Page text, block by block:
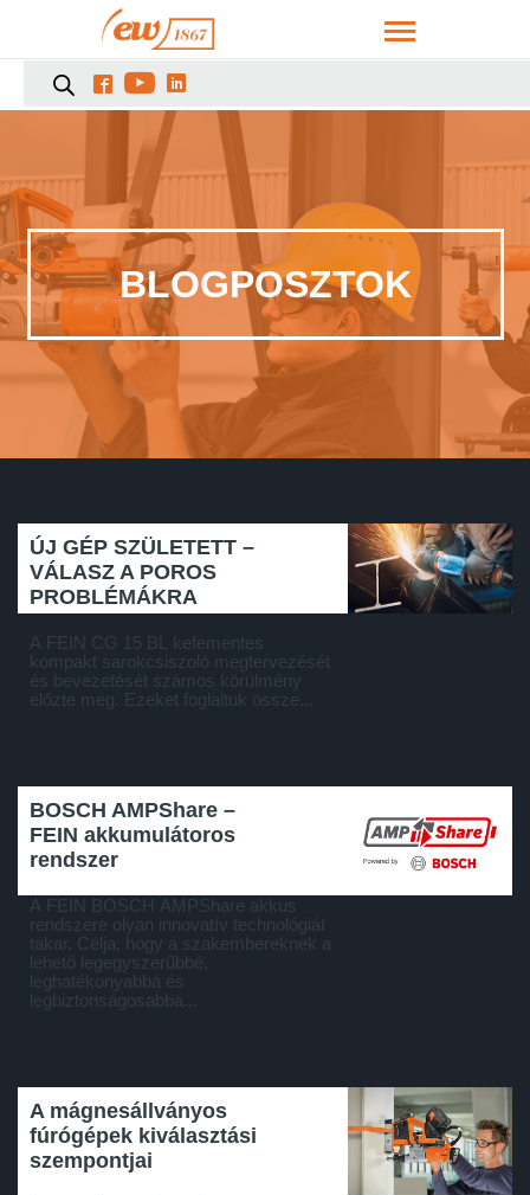
  
BLOGPOSZTOK
ÚJ GÉP SZÜLETETT –
VÁLASZ A POROS
PROBLÉMÁKRA
A FEIN CG 15 BL kefementes
kompakt sarokcsiszoló megtervezését
és bevezetését számos körülmény
előzte meg. Ezeket foglaltuk össze...
BOSCH AMPShare –
FEIN akkumulátoros
rendszer
A FEIN BOSCH AMPShare akkus
rendszere olyan innovatív technológiát
takar. Célja, hogy a szakembereknek a
lehető legegyszerűbbé,
leghatékonyabbá és
legbiztonságosabbá...
A mágnesállványos
fúrógépek kiválasztási
szempontjai